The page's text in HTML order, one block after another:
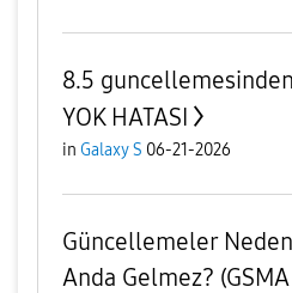
8.5
YOK HATASI
in Galaxy S 06-21-2026
Güncellemeler
Anda Gelmez?